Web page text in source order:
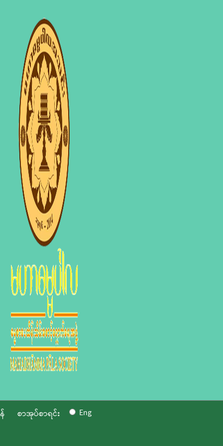
စာအုပ်စာရင်း Eng